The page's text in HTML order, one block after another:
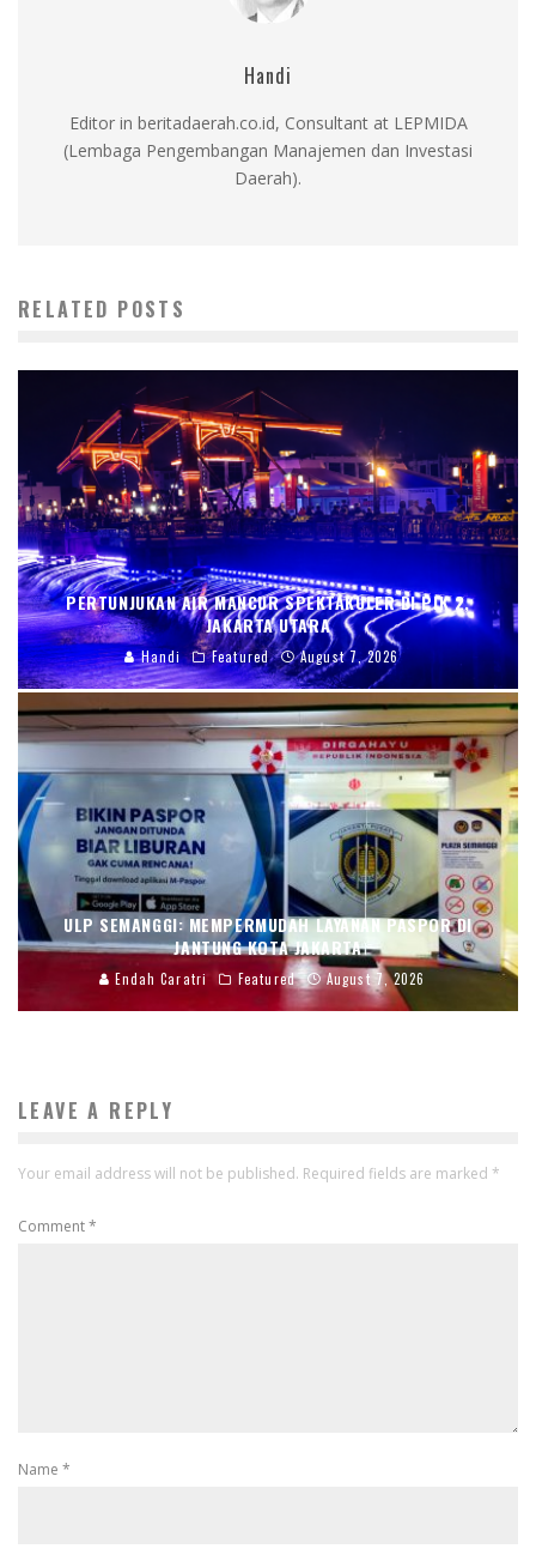
Handi
Editor in beritadaerah.co.id, Consultant at LEPMIDA
(Lembaga Pengembangan Manajemen dan Investasi
Daerah).
RELATED POSTS
PERTUNJUKAN AIR MANCUR SPEKTAKULER DI PIK 2,
JAKARTA UTARA
Handi Featured August 7, 2026
ULP SEMANGGI: MEMPERMUDAH LAYANAN PASPOR DI
JANTUNG KOTA JAKARTA
Endah Caratri Featured August 7, 2026
LEAVE A REPLY
Your email address will not be published. Required fields are marked *
Comment*
Name *